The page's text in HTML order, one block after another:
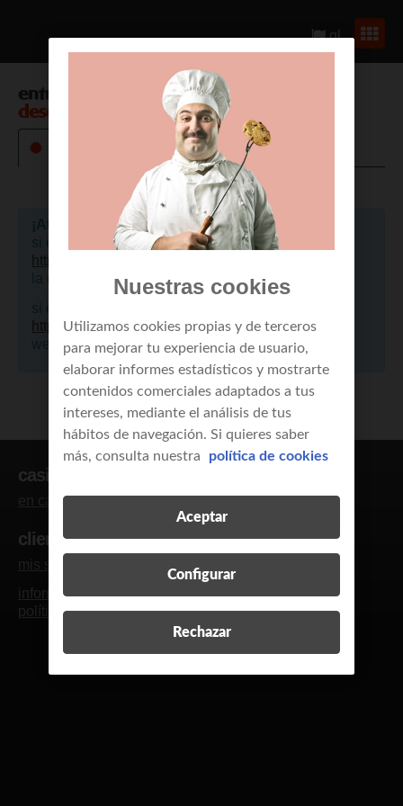
gl
entrar en
envío de mensajes a móviles
desde web
si eres un cliente de empresa, por favor pulsa aquí
https://portalclientes.mundo-r.com
la nueva web.
https://mi.mundo-r.com, para acceder a la nueva
casi clientes
en casa empresas y autónomos
clientes
blog y revistaR
información legal
calidad de servicio
política de cookies
política de privacidad
Nuestras cookies
Utilizamos cookies propias y de terceros
para mejorar tu experiencia de usuario,
elaborar informes estadísticos y mostrarte
contenidos comerciales adaptados a tus
intereses, mediante el análisis de tus
hábitos de navegación. Si quieres saber
más, consulta nuestra política de cookies
Configurar
Rechazar
Aceptar